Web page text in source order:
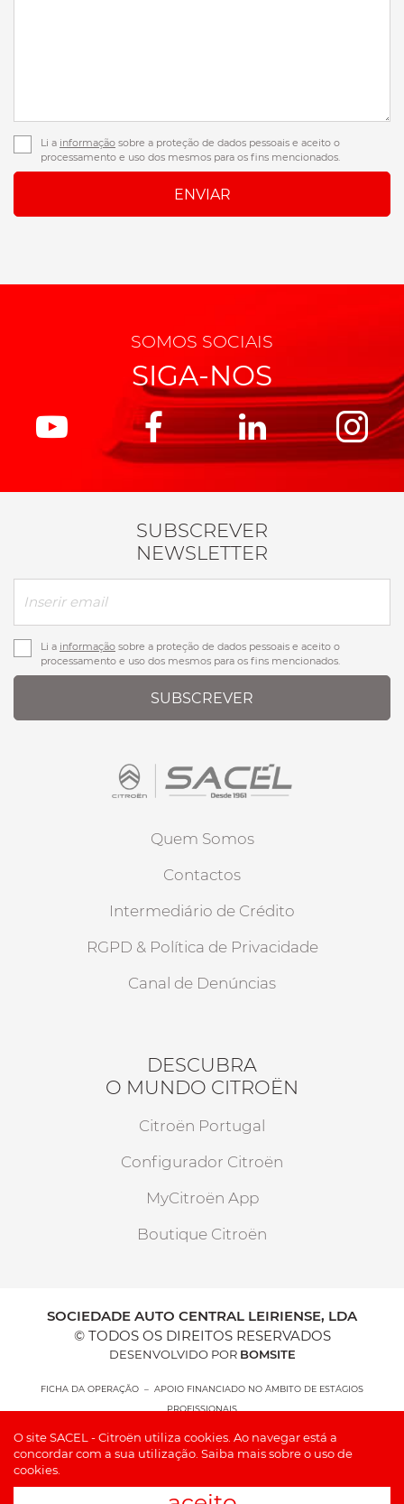
Li a informação sobre a proteção de dados pessoais e aceito o
processamento e uso dos mesmos para os fins mencionados.
SOMOS SOCIAIS
SIGA-NOS
SUBSCREVER
NEWSLETTER
Li a informação sobre a proteção de dados pessoais e aceito o
processamento e uso dos mesmos para os fins mencionados.
SUBSCREVER
Quem Somos
Contactos
Intermediário de Crédito
RGPD & Política de Privacidade
Canal de Denúncias
DESCUBRA
O MUNDO CITROËN
Citroën Portugal
Configurador Citroën
MyCitroën App
Boutique Citroën
SOCIEDADE AUTO CENTRAL LEIRIENSE, LDA
© TODOS OS DIREITOS RESERVADOS
DESENVOLVIDO POR BOMSITE
FICHA DA OPERAÇÃO – APOIO FINANCIADO NO ÂMBITO DE ESTÁGIOS
PROFISSIONAIS
O site SACEL - Citroën utiliza cookies. Ao navegar está a
concordar com a sua utilização. Saiba mais sobre o uso de
cookies.